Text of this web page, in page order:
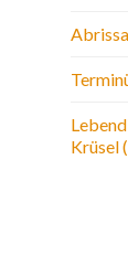
Krüsel